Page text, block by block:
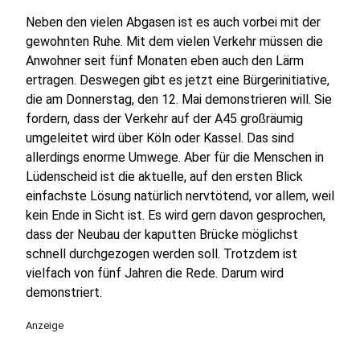
Neben den vielen Abgasen ist es auch vorbei mit der
gewohnten Ruhe. Mit dem vielen Verkehr müssen die
Anwohner seit fünf Monaten eben auch den Lärm
ertragen. Deswegen gibt es jetzt eine Bürgerinitiative,
die am Donnerstag, den 12. Mai demonstrieren will. Sie
fordern, dass der Verkehr auf der A45 großräumig
umgeleitet wird über Köln oder Kassel. Das sind
allerdings enorme Umwege. Aber für die Menschen in
Lüdenscheid ist die aktuelle, auf den ersten Blick
einfachste Lösung natürlich nervtötend, vor allem, weil
kein Ende in Sicht ist. Es wird gern davon gesprochen,
dass der Neubau der kaputten Brücke möglichst
schnell durchgezogen werden soll. Trotzdem ist
vielfach von fünf Jahren die Rede. Darum wird
demonstriert.
Anzeige